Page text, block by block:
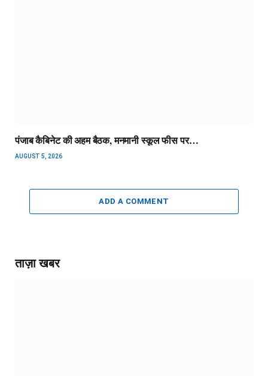
पंजाब कैबिनेट की अहम बैठक, मनमानी स्कूल फीस पर…
AUGUST 5, 2026
ADD A COMMENT
ताज़ा खबर